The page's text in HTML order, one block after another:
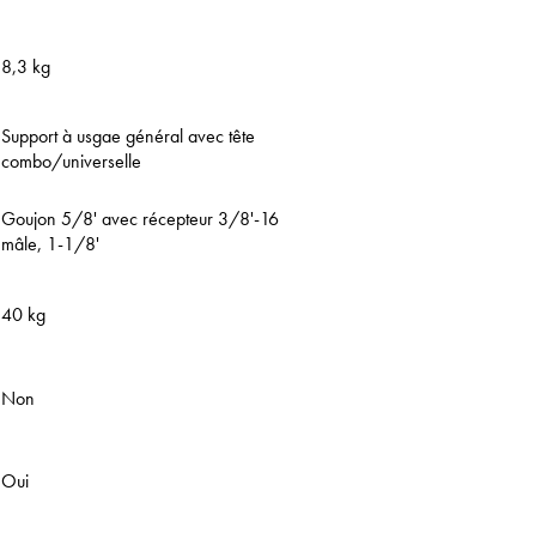
8,3 kg
Support à usgae général avec tête
combo/universelle
Goujon 5/8' avec récepteur 3/8'-16
mâle, 1-1/8'
40 kg
Non
Oui